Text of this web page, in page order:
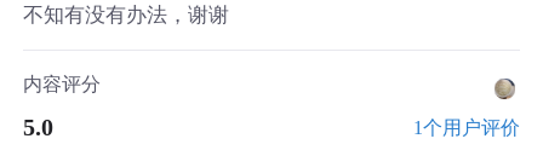
不知有没有办法，谢谢
内容评分
5.0 1个用户评价